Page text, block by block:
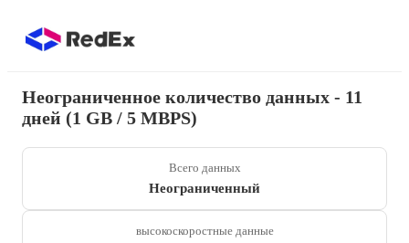
Неограниченное количество данных - 11
дней (1 GB / 5 MBPS)
Всего данных
Неограниченный
высокоскоростные данные